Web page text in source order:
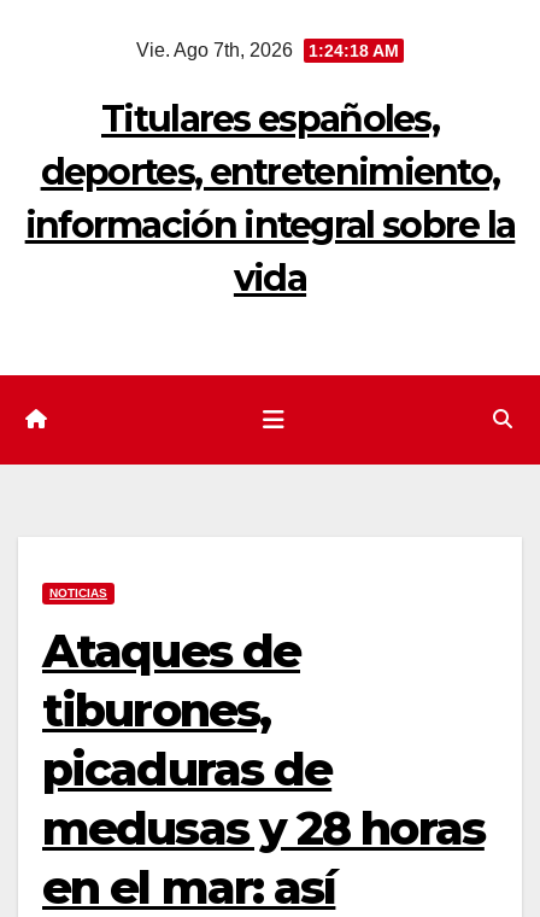
Vie. Ago 7th, 2026 1:24:19 AM
Titulares españoles,
deportes, entretenimiento,
información integral sobre la
vida
NOTICIAS
Ataques de
tiburones,
picaduras de
medusas y 28 horas
en el mar: así